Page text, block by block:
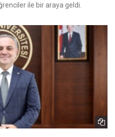
ile bir araya geldi.